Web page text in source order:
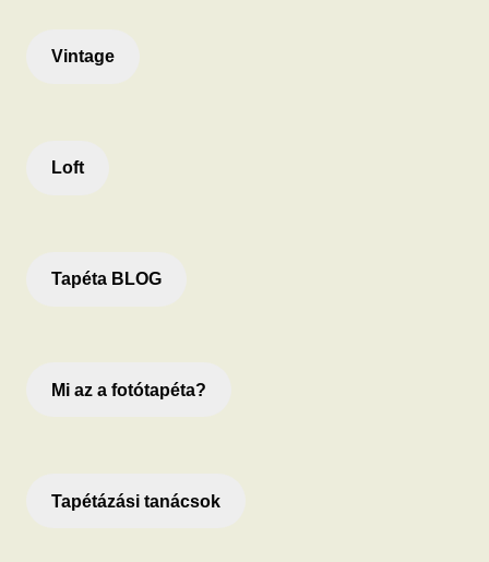
Vintage
Loft
Tapéta BLOG
Mi az a fotótapéta?
Tapétázási tanácsok